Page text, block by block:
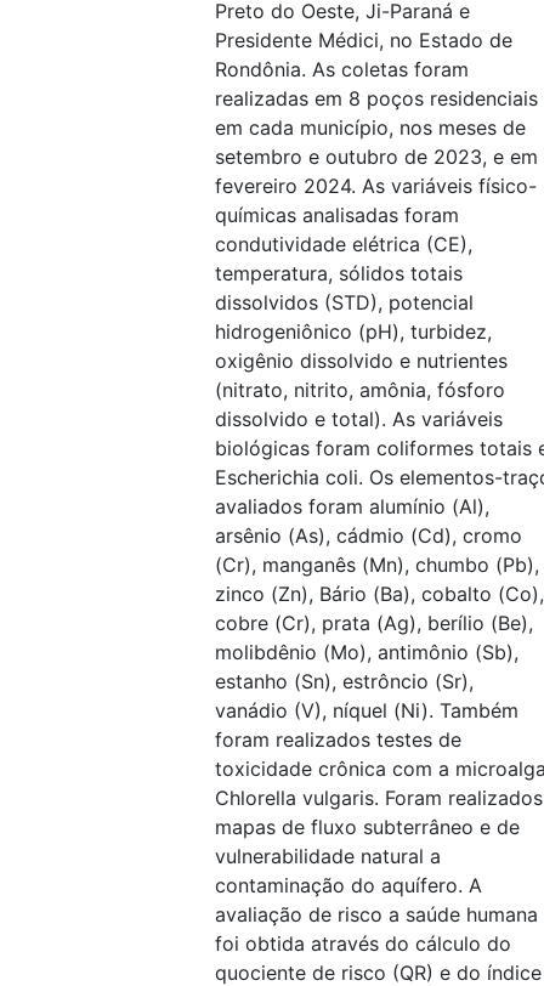
Preto do Oeste, Ji-Paraná e
Presidente Médici, no Estado de
Rondônia. As coletas foram
realizadas em 8 poços residenciais
em cada município, nos meses de
setembro e outubro de 2023, e em
fevereiro 2024. As variáveis físico-
químicas analisadas foram
condutividade elétrica (CE),
temperatura, sólidos totais
dissolvidos (STD), potencial
hidrogeniônico (pH), turbidez,
oxigênio dissolvido e nutrientes
(nitrato, nitrito, amônia, fósforo
dissolvido e total). As variáveis
biológicas foram coliformes totais
Escherichia coli. Os elementos-
avaliados foram alumínio (Al),
arsênio (As), cádmio (Cd), cromo
(Cr), manganês (Mn), chumbo (Pb),
zinco (Zn), Bário (Ba), cobalto (Co),
cobre (Cr), prata (Ag), berílio (Be),
molibdênio (Mo), antimônio (Sb),
estanho (Sn), estrôncio (Sr),
vanádio (V), níquel (Ni). Também
foram realizados testes de
toxicidade crônica com a
Chlorella vulgaris. Foram realizados
mapas de fluxo subterrâneo e de
vulnerabilidade natural a
contaminação do aquífero. A
avaliação de risco a saúde humana
foi obtida através do cálculo do
quociente de risco (QR) e do índice